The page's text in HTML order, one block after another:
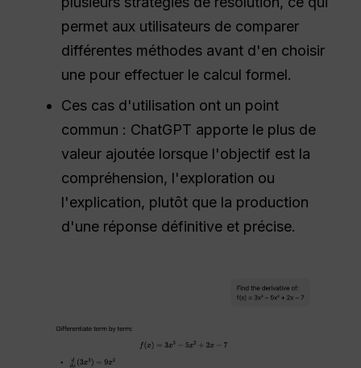
permet aux utilisateurs de comparer
différentes méthodes avant d'en choisir
une pour effectuer le calcul formel.
Ces cas d'utilisation ont un point
commun : ChatGPT apporte le plus de
valeur ajoutée lorsque l'objectif est la
compréhension, l'exploration ou
l'explication, plutôt que la production
d'une réponse définitive et précise.